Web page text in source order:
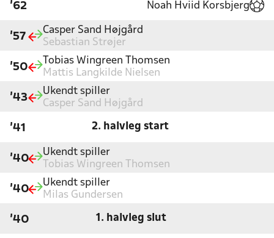
'62 Noah Hviid Korsbjerg
'57
Casper Sand Højgård
Sebastian Strøjer
'50
Tobias Wingreen Thomsen
Mattis Langkilde Nielsen
'43
Ukendt spiller
Casper Sand Højgård
'41 2. halvleg start
'40
Ukendt spiller
Tobias Wingreen Thomsen
'40
Ukendt spiller
Milas Gundersen
'40 1. halvleg slut